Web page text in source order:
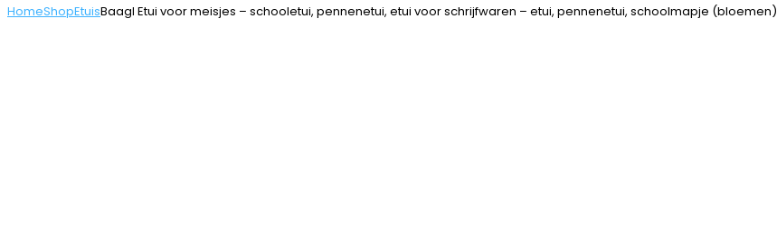
HomeShopEtuisBaagl Etui voor meisjes – schooletui, pennenetui, etui voor schrijfwaren – etui, pennenetui, schoolmapje (bloemen)